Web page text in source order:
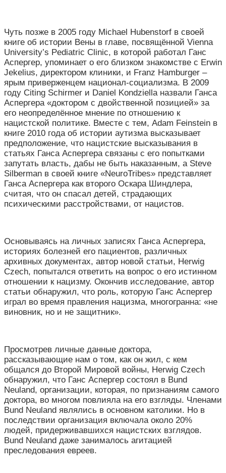
Чуть позже в 2005 году Michael Hubenstorf в своей
книге об истории Вены в главе, посвящённой Vienna
University’s Pediatric Clinic, в которой работал Ганс
Аспергер, упоминает о его близком знакомстве с Erwin
Jekelius, директором клиники, и Franz Hamburger –
ярым приверженцем национал-социализма. В 2009
году Citing Schirmer и Daniel Kondziella назвали Ганса
Аспергера «доктором с двойственной позицией» за
его неопределённое мнение по отношению к
нацистской политике. Вместе с тем, Adam Feinstein в
книге 2010 года об истории аутизма высказывает
предположение, что нацистские высказывания в
статьях Ганса Аспергера связаны с его попытками
запутать власть, дабы не быть наказанным, а Steve
Silberman в своей книге «NeuroTribes» представляет
Ганса Аспергера как второго Оскара Шиндлера,
считая, что он спасал детей, страдающих
психическими расстройствами, от нацистов.
Основываясь на личных записях Ганса Аспергера,
историях болезней его пациентов, различных
архивных документах, автор новой статьи, Herwig
Czech, попытался ответить на вопрос о его истинном
отношении к нацизму. Окончив исследование, автор
статьи обнаружил, что роль, которую Ганс Аспергер
играл во время правления нацизма, многогранна: «не
виновник, но и не защитник».
Просмотрев личные данные доктора,
рассказывающие нам о том, как он жил, с кем
общался до Второй Мировой войны, Herwig Czech
обнаружил, что Ганс Аспергер состоял в Bund
Neuland, организации, которая, по признаниям самого
доктора, во многом повлияла на его взгляды. Членами
Bund Neuland являлись в основном католики. Но в
последствии организация включала около 20%
людей, придерживавшихся нацистских взглядов.
Bund Neuland даже занималось агитацией
преследования евреев.